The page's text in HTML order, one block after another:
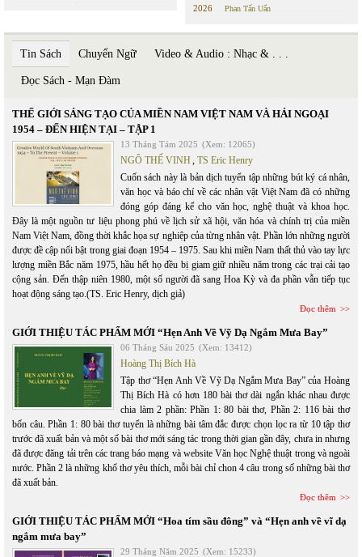
2026
Phan Tấn Uẩn
Tin Sách Chuyển Ngữ Video & Audio : Nhạc & . . .
Đọc Sách - Mạn Đàm
THẾ GIỚI SÁNG TẠO CỦA MIỀN NAM VIỆT NAM VÀ HẢI NGOẠI
1954 – ĐẾN HIỆN TẠI – TẬP 1
13 Tháng Tám 2025 (Xem: 12065)
NGÔ THẾ VINH, TS Eric Henry
Cuốn sách này là bản dịch tuyển tập những bút ký cá nhân,
văn học và báo chí về các nhân vật Việt Nam đã có những
đóng góp đáng kể cho văn học, nghệ thuật và khoa học.
Đây là một nguồn tư liệu phong phú về lịch sử xã hội, văn hóa và chính trị của miền
Nam Việt Nam, đồng thời khắc họa sự nghiệp của từng nhân vật. Phần lớn những người
được đề cập nổi bật trong giai đoạn 1954 – 1975. Sau khi miền Nam thất thủ vào tay lực
lượng miền Bắc năm 1975, hầu hết họ đều bị giam giữ nhiều năm trong các trại cải tạo
cộng sản. Đến thập niên 1980, một số người đã sang Hoa Kỳ và đa phần vẫn tiếp tục
hoạt động sáng tạo.(TS. Eric Henry, dịch giả)
Đọc thêm
GIỚI THIỆU TÁC PHẨM MỚI “Hẹn Anh Về Vỹ Dạ Ngắm Mưa Bay”
06 Tháng Sáu 2025 (Xem: 13412)
Hoàng Thị Bích Hà
Tập thơ “Hẹn Anh Về Vỹ Dạ Ngắm Mưa Bay” của Hoàng
Thị Bích Hà có hơn 180 bài thơ dài ngắn khác nhau được
chia làm 2 phần: Phần 1: 80 bài thơ, Phần 2: 116 bài thơ
bốn câu. Phần 1: 80 bài thơ tuyển là những bài tâm đắc được chọn lọc ra từ 10 tập thơ
trước đã xuất bản và một số bài thơ mới sáng tác trong thời gian gần đây, chưa in nhưng
đã được đăng tải trên các trang báo mạng và website Văn học Nghệ thuật trong và ngoài
nước. Phần 2 là những khổ thơ yêu thích, mỗi bài chỉ chon 4 câu trong số những bài thơ
đã xuất bản.
Đọc thêm
GIỚI THIỆU TÁC PHẨM MỚI “Hoa tím sầu đông” và “Hẹn anh về vĩ dạ
ngắm mưa bay”
29 Tháng Năm 2025 (Xem: 15233)